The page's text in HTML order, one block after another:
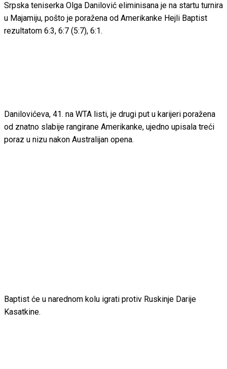
Srpska teniserka Olga Danilović eliminisana je na startu turnira
u Majamiju, pošto je poražena od Amerikanke Hejli Baptist
rezultatom 6:3, 6:7 (5:7), 6:1.
Danilovićeva, 41. na WTA listi, je drugi put u karijeri poražena
od znatno slabije rangirane Amerikanke, ujedno upisala treći
poraz u nizu nakon Australijan opena.
Baptist će u narednom kolu igrati protiv Ruskinje Darije
Kasatkine.